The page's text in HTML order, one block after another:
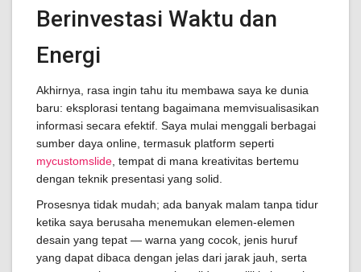
Berinvestasi Waktu dan
Energi
Akhirnya, rasa ingin tahu itu membawa saya ke dunia
baru: eksplorasi tentang bagaimana memvisualisasikan
informasi secara efektif. Saya mulai menggali berbagai
sumber daya online, termasuk platform seperti
mycustomslide , tempat di mana kreativitas bertemu
dengan teknik presentasi yang solid.
Prosesnya tidak mudah; ada banyak malam tanpa tidur
ketika saya berusaha menemukan elemen-elemen
desain yang tepat — warna yang cocok, jenis huruf
yang dapat dibaca dengan jelas dari jarak jauh, serta